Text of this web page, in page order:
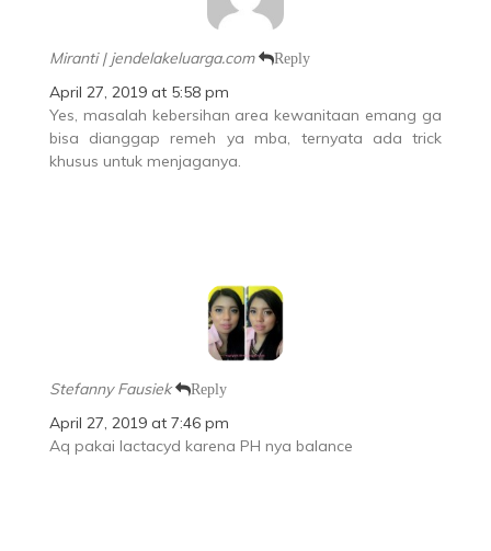
Miranti | jendelakeluarga.com Reply
April 27, 2019 at 5:58 pm
Yes, masalah kebersihan area kewanitaan emang ga
bisa dianggap remeh ya mba, ternyata ada trick
khusus untuk menjaganya.
Stefanny Fausiek Reply
April 27, 2019 at 7:46 pm
Aq pakai lactacyd karena PH nya balance